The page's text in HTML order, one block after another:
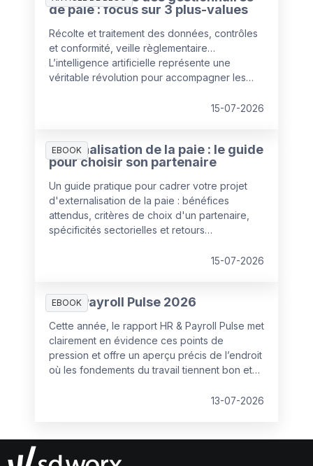
de paie : focus sur 3 plus-values
Récolte et traitement des données, contrôles
et conformité, veille règlementaire…
L’intelligence artificielle représente une
véritable révolution pour accompagner les
ouvre la voie à un gestionnaire « augmenté »,
15-07-2026
EBOOK
Externalisation de la paie : le guide
pour choisir son partenaire
Un guide pratique pour cadrer votre projet
d'externalisation de la paie : bénéfices
attendus, critères de choix d'un partenaire,
spécificités sectorielles et retours
Groupe Herta. De quoi poser les bonnes15-07-2026
EBOOK
HR & Payroll Pulse 2026
Cette année, le rapport HR & Payroll Pulse met
clairement en évidence ces points de
pression et offre un aperçu précis de l’endroit
où les fondements du travail tiennent bon et
13-07-2026